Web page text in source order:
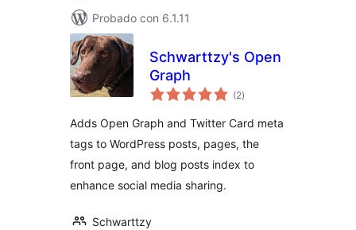
Probado con 6.1.11
Schwarttzy's Open
Graph
(2total
de
)
Adds Open Graph and Twitter Card meta
tags to WordPress posts, pages, the
front page, and blog posts index to
enhance social media sharing.
Schwarttzy